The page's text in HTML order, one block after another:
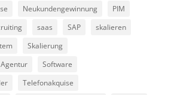
Neukundengewinnung
PIM
saas SAP
skalieren
Skalierung
Software
Telefonakquise